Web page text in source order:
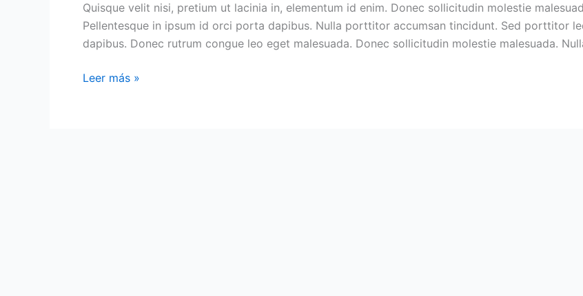
Quisque velit nisi, pretium ut lacinia in, elementum id enim. Donec sollicitudin molestie
Pellentesque in ipsum id orci porta dapibus. Nulla porttitor accumsan tincidunt. Sed porttitor
dapibus. Donec rutrum congue leo eget malesuada. Donec sollicitudin molestie malesuada.
Leer más »